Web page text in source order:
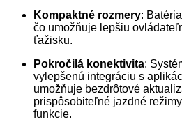
Kompaktné rozmery:
čo umožňuje lepšiu
ťažisku.
Pokročilá konektivita:
vylepšenú integráciu s
umožňuje bezdrôtové
prispôsobiteľné jazdné
funkcie.